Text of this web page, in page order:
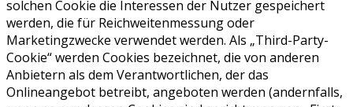
solchen Cookie die Interessen der Nutzer gespeichert
werden, die für Reichweitenmessung oder
Marketingzwecke verwendet werden. Als „Third-Party-
Cookie“ werden Cookies bezeichnet, die von anderen
Anbietern als dem Verantwortlichen, der das
Onlineangebot betreibt, angeboten werden (andernfalls,